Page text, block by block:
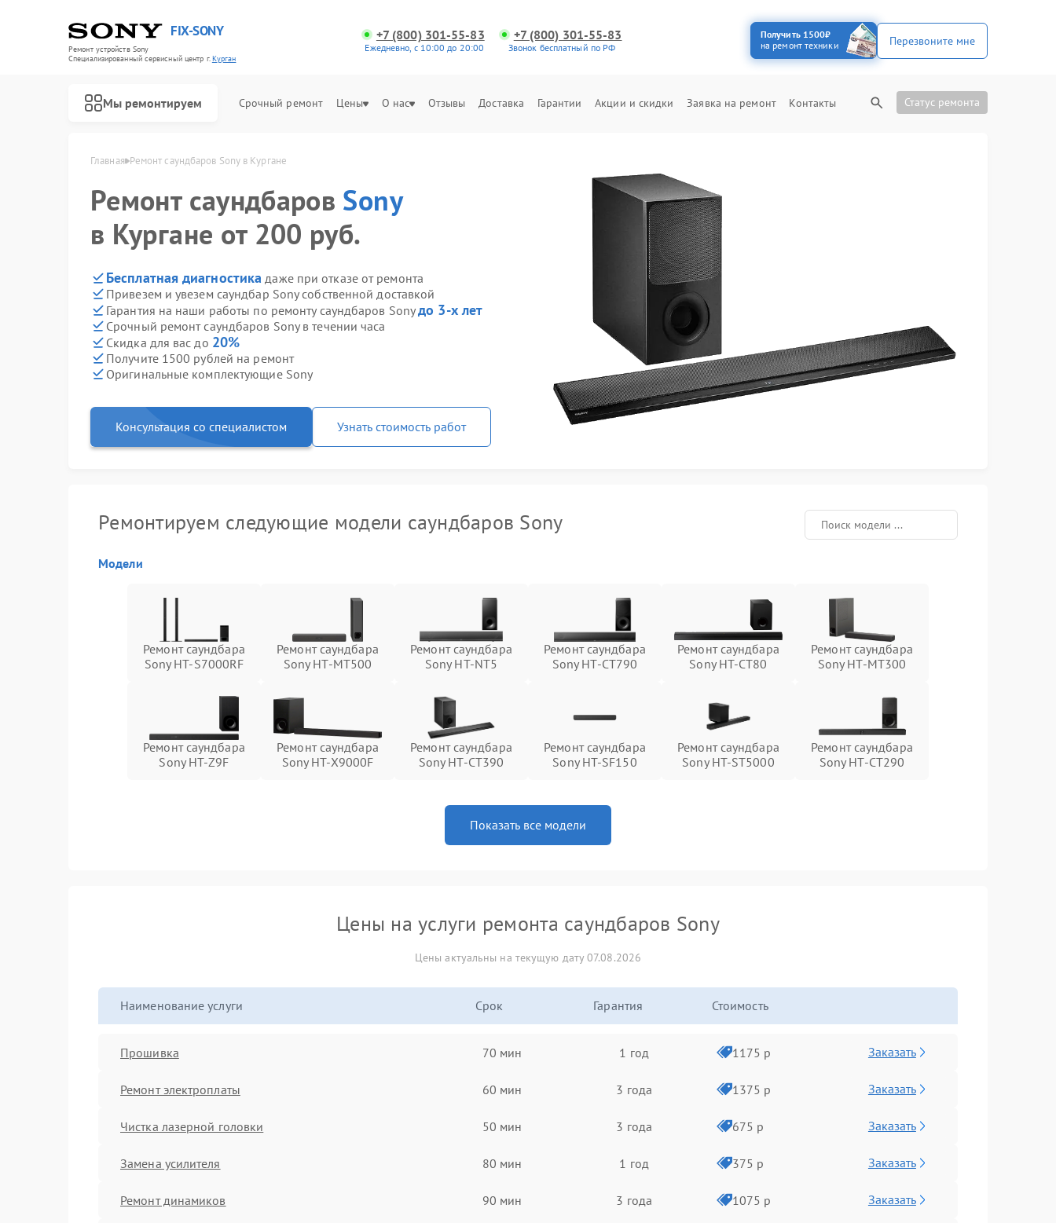
FIX-SONY
Ремонт устройств Sony
Специализированный cервисный центр г.Курган
+7 (800) 301-55-83
Ежедневно, с 10:00 до 20:00
+7 (800) 301-55-83
Звонок бесплатный по РФ
Получить 1500₽
на ремонт техники
Перезвоните мне
Мы ремонтируем Срочный ремонт Цены О нас Отзывы Доставка Гарантии Акции и скидки Заявка на ремонт Контакты Статус ремонта
Главная Ремонт саундбаров Sony в Кургане
Ремонт саундбаров Sony
в Кургане от 200 руб.
Бесплатная диагностика даже при отказе от ремонта
Привезем и увезем саундбар Sony собственной доставкой
Гарантия на наши работы по ремонту саундбаров Sonyдо 3-х лет
Срочный ремонт саундбаров Sony в течении часа
Скидка для вас до 20%
Получите 1500 рублей на ремонт
Оригинальные комплектующие Sony
Консультация со специалистом Узнать стоимость работ
Ремонтируем следующие модели саундбаров Sony
Модели
Ремонт саундбара
Sony HT-S7000RF
Ремонт саундбара
Sony HT-MT500
Ремонт саундбара
Sony HT-NT5
Ремонт саундбара
Sony HT-CT790
Ремонт саундбара
Sony HT-CT80
Ремонт саундбара
Sony HT-MT300
Ремонт саундбара
Sony HT-Z9F
Ремонт саундбара
Sony HT-X9000F
Ремонт саундбара
Sony HT-CT390
Ремонт саундбара
Sony HT-SF150
Ремонт саундбара
Sony HT-ST5000
Ремонт саундбара
Sony HT-CT290
Показать все модели
Цены на услуги ремонта саундбаров Sony
Цены актуальны на текущую дату 07.08.2026
Наименование услуги Срок Гарантия Стоимость
Прошивка 70 мин 1 год 1175 р Заказать
Ремонт электроплаты 60 мин 3 года 1375 р Заказать
Чистка лазерной головки 50 мин 3 года 675 р Заказать
Замена усилителя 80 мин 1 год 375 р Заказать
Ремонт динамиков 90 мин 3 года 1075 р Заказать